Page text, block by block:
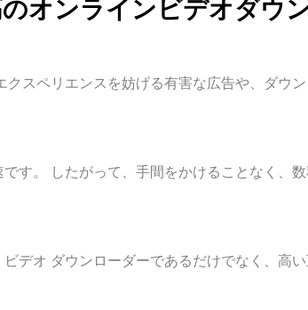
オンラインビデオダウ
スペリエンスを妨げる有害な広告や、ダウ
す。 したがって、手間をかけることなく、
デオ ダウンローダーであるだけでなく、高